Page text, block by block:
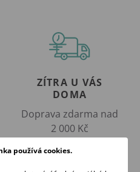
ZÍTRA U VÁS
DOMA
Doprava zdarma nad
2 000 Kč
používá cookies.